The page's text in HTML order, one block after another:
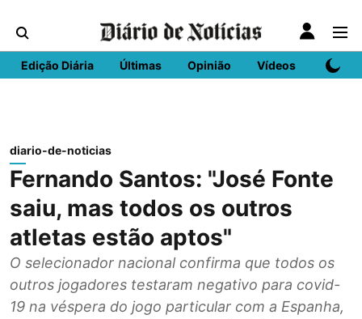
Edição Diária Últimas Opinião Vídeos DN
diario-de-noticias
Fernando Santos: "José Fonte
saiu, mas todos os outros
atletas estão aptos"
O selecionador nacional confirma que todos os
outros jogadores testaram negativo para covid-
19 na véspera do jogo particular com a Espanha,